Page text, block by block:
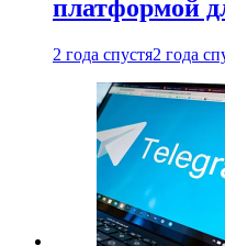
платформой
2 года спустя2 года